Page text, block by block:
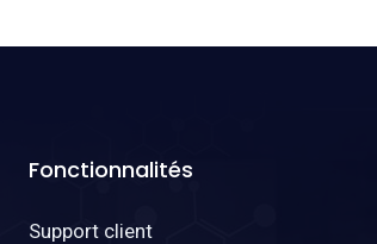
Fonctionnalités
Support client